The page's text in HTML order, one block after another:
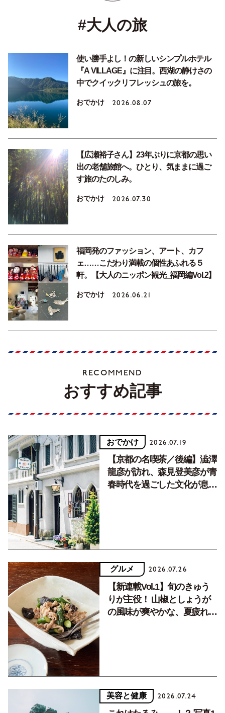
#大人の旅
使い勝手よし！の新しいシンプルホテル
『A VILLAGE』に注目。西湖の静けさの
中でクイックリフレッシュの旅を。
おでかけ 2026.08.07
【広瀬裕子さん】23年ぶりに京都の思い
出の老舗旅館へ。ひとり、気ままに過ご
す旅のたのしみ。
おでかけ 2026.07.30
福岡発のファッション、アート、カフ
ェ……こだわり満載の個性あふれる５
軒。【大人のニッポン観光_福岡編Vol.2】
おでかけ 2026.06.21
RECOMMEND
おすすめ記事
おでかけ 2026.07.19
【京都の名喫茶／後編】澁澤
龍彦が訪れ、森見登美彦が青
春時代を過ごした文化が息づ
グルメ 2026.07.26
【新連載Vol.1】旬のきゅう
りが主役！ 山椒としょうが
の風味が爽やかな、夏疲れを
美容と健康 2026.07.24